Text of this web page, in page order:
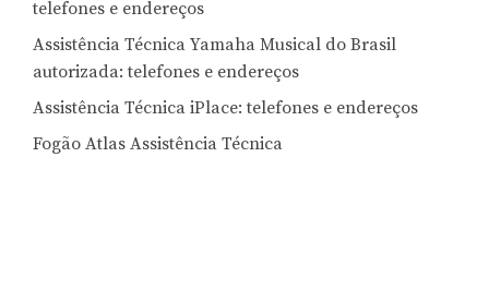
telefones e endereços
Assistência Técnica Yamaha Musical do Brasil
autorizada: telefones e endereços
Assistência Técnica iPlace: telefones e endereços
Fogão Atlas Assistência Técnica